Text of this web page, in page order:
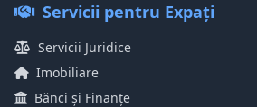
Servicii pentru Expați
Servicii Juridice
Imobiliare
Bănci și Finanțe